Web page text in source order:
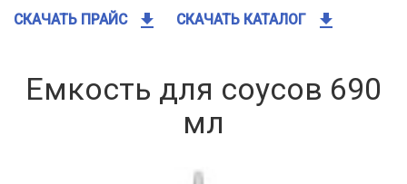
СКАЧАТЬ ПРАЙС get_app СКАЧАТЬ КАТАЛОГ get_app
Емкость для соусов 690
мл